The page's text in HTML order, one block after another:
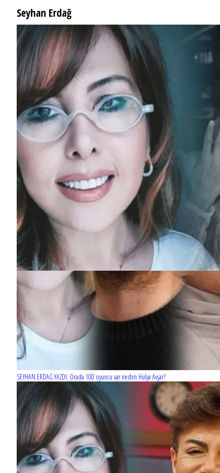
Seyhan Erdağ
SEYHAN ERDAĞ YAZDI: Peki Mehmet Ali Erbil bu evliliği neden yaptı?
SEYHAN ERDAĞ YAZDI: Orada 100 oyuncu var neden Hülya Avşar?